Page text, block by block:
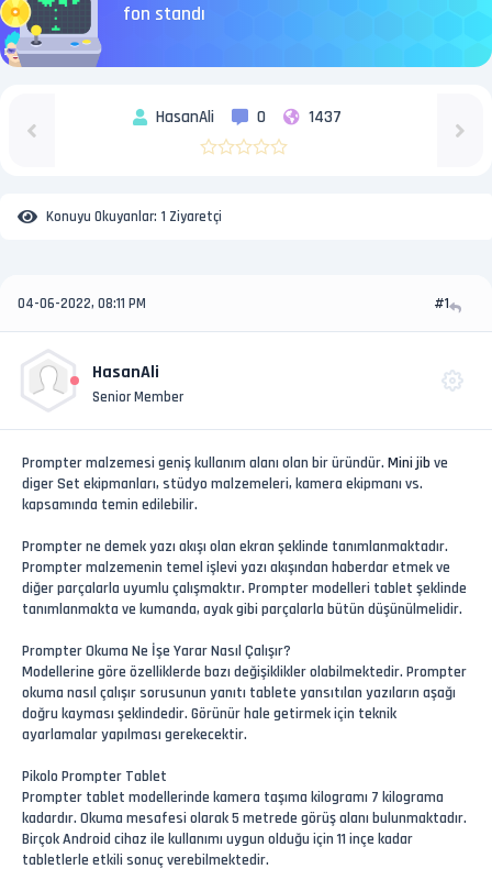
fon standı
HasanAli 0 1437
Konuyu Okuyanlar: 1 Ziyaretçi
04-06-2022, 08:11 PM #1
HasanAli
Senior Member
Prompter malzemesi geniş kullanım alanı olan bir üründür. Mini jib ve
diger Set ekipmanları, stüdyo malzemeleri, kamera ekipmanı vs.
kapsamında temin edilebilir.
Prompter ne demek yazı akışı olan ekran şeklinde tanımlanmaktadır.
Prompter malzemenin temel işlevi yazı akışından haberdar etmek ve
diğer parçalarla uyumlu çalışmaktır. Prompter modelleri tablet şeklinde
tanımlanmakta ve kumanda, ayak gibi parçalarla bütün düşünülmelidir.
Prompter Okuma Ne İşe Yarar Nasıl Çalışır?
Modellerine göre özelliklerde bazı değişiklikler olabilmektedir. Prompter
okuma nasıl çalışır sorusunun yanıtı tablete yansıtılan yazıların aşağı
doğru kayması şeklindedir. Görünür hale getirmek için teknik
ayarlamalar yapılması gerekecektir.
Pikolo Prompter Tablet
Prompter tablet modellerinde kamera taşıma kilogramı 7 kilograma
kadardır. Okuma mesafesi olarak 5 metrede görüş alanı bulunmaktadır.
Birçok Android cihaz ile kullanımı uygun olduğu için 11 inçe kadar
tabletlerle etkili sonuç verebilmektedir.